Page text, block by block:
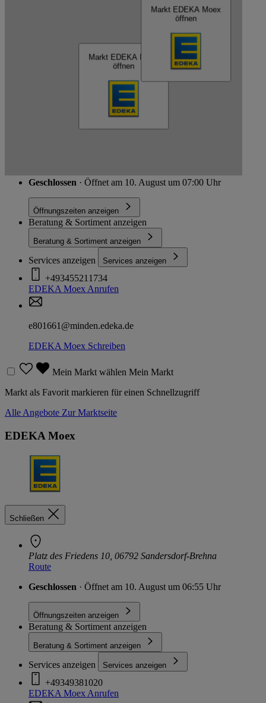
Markt EDEKA Moex
öffnen
Markt EDEKA Moex
öffnen
Geschlossen · Öffnet am 10. August um 07:00 Uhr
Öffnungszeiten anzeigen
Beratung & Sortiment anzeigen
Beratung & Sortiment anzeigen
Services anzeigen Services anzeigen
+493455211734
EDEKA MoexAnrufen
e801661@minden.edeka.de
EDEKA Moex Schreiben
Mein Markt wählen Mein Markt
Markt als Favorit markieren für einen Schnellzugriff
Alle Angebote Zur Marktseite
EDEKA Moex
Schließen
Platz des Friedens 10, 06792 Sandersdorf-Brehna
Route
Geschlossen · Öffnet am 10. August um 06:55 Uhr
Öffnungszeiten anzeigen
Beratung & Sortiment anzeigen
Beratung & Sortiment anzeigen
Services anzeigen Services anzeigen
+49349381020
EDEKA Moex Anrufen